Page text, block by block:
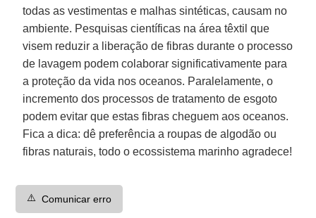
todas as vestimentas e malhas sintéticas, causam no
ambiente. Pesquisas científicas na área têxtil que
visem reduzir a liberação de fibras durante o processo
de lavagem podem colaborar significativamente para
a proteção da vida nos oceanos. Paralelamente, o
incremento dos processos de tratamento de esgoto
podem evitar que estas fibras cheguem aos oceanos.
Fica a dica: dê preferência a roupas de algodão ou
fibras naturais, todo o ecossistema marinho agradece!
⚠️ Comunicar erro